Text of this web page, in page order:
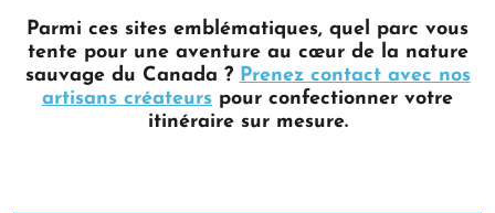
Parmi ces sites emblématiques, quel parc vous
tente pour une aventure au cœur de la nature
sauvage du Canada ? Prenez contact avec nos
artisans créateurs pour confectionner votre
itinéraire sur mesure.